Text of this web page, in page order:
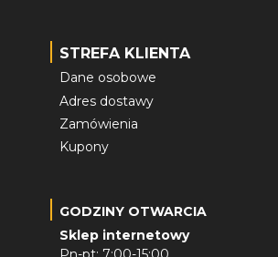
STREFA KLIENTA
Dane osobowe
Adres dostawy
Zamówienia
Kupony
GODZINY OTWARCIA
Sklep internetowy